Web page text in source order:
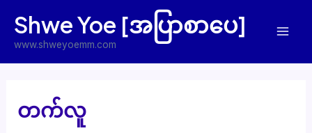
content
Shwe Yoe [အပြာစာပေ]
www.shweyoemm.com
တက်လူ